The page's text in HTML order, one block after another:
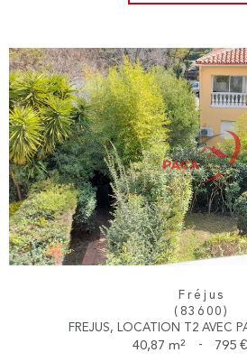
Fréjus
(83600)
FREJUS, LOCATION T2 AVEC
40,87 m² - 795 €